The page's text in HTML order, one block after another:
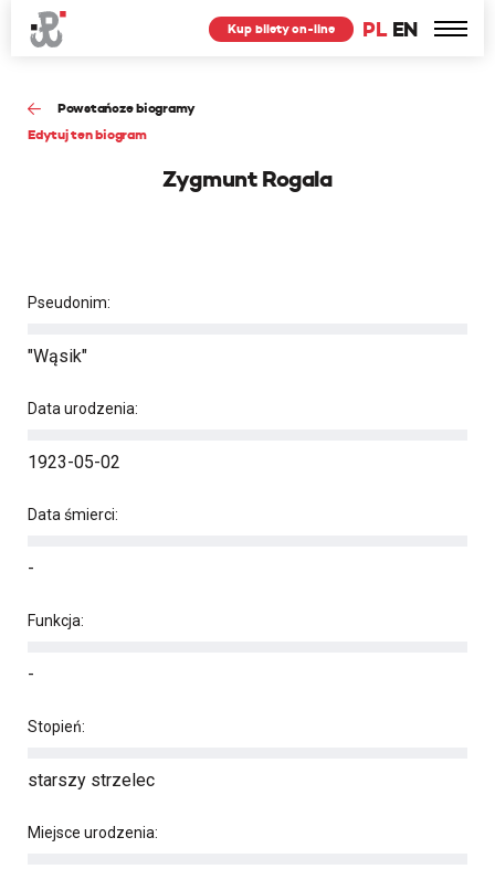
PL EN
Kup bilety on-line
Powstańcze biogramy
Edytuj ten biogram
Zygmunt Rogala
Pseudonim:
"Wąsik"
Data urodzenia:
1923-05-02
Data śmierci:
-
Funkcja:
-
Stopień:
starszy strzelec
Miejsce urodzenia: